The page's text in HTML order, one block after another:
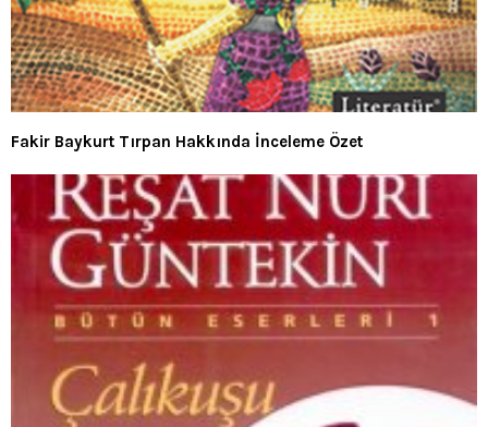
Fakir Baykurt Tırpan Hakkında İnceleme Özet